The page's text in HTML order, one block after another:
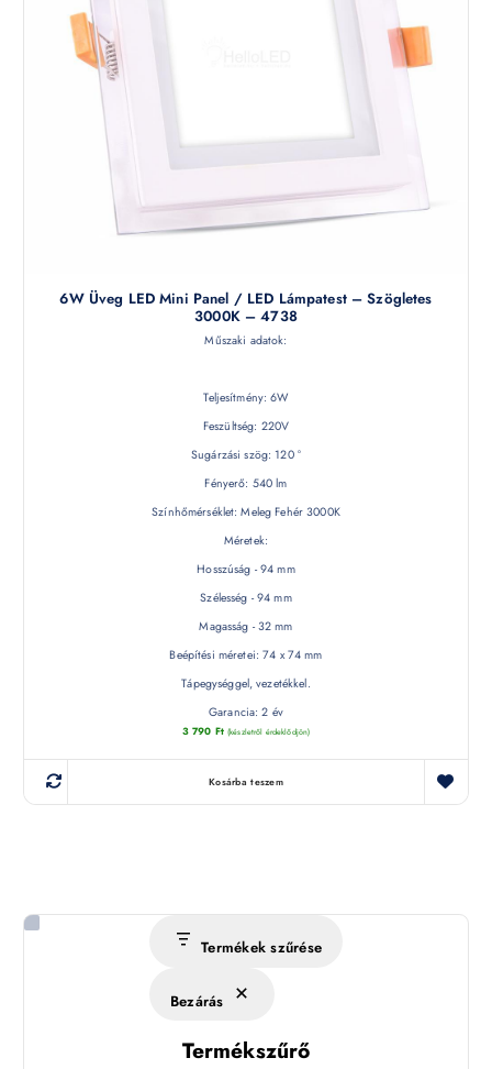
6W Üveg LED Mini Panel / LED Lámpatest – Szögletes
3000K – 4738
Műszaki adatok:
Teljesítmény: 6W
Feszültség: 220V
Sugárzási szög: 120 °
Fényerő: 540 lm
Színhőmérséklet: Meleg Fehér 3000K
Méretek:
Hosszúság - 94 mm
Szélesség - 94 mm
Magasság - 32 mm
Beépítési méretei: 74 x 74 mm
Tápegységgel, vezetékkel.
Garancia: 2 év
3 790 Ft (készletről érdeklődjön)
Kosárba teszem
Termékek szűrése
Bezárás
Termékszűrő